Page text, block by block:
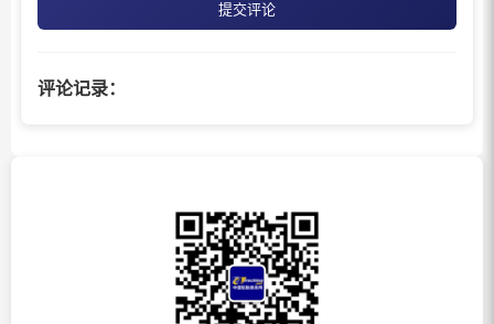
提交评论
评论记录：